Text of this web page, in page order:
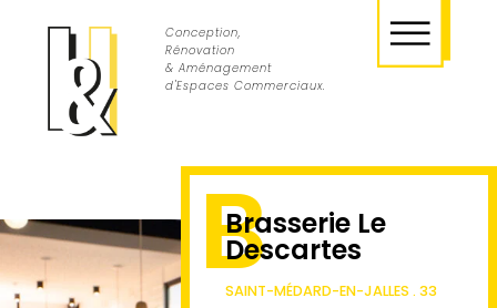
Conception,
Rénovation
& Aménagement
d'Espaces Commerciaux.
B
Brasserie Le
Descartes
SAINT-MÉDARD-EN-JALLES . 33